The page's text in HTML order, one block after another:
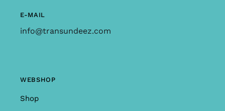
E-MAIL
info@transundeez.com
WEBSHOP
Shop